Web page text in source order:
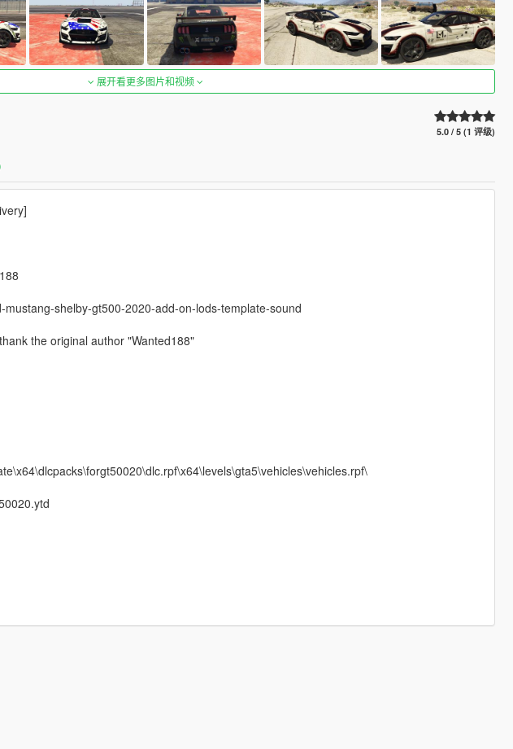
展开看更多图片和视频
5.0 / 5 (1 评级)
shelby-gt500-2020-add-on-lods-template-sound
the original author "Wanted188"